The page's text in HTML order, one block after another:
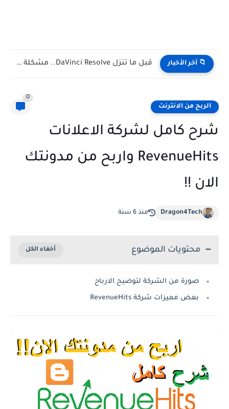
📁 آخر الأخبار حسابك البنكي هيتقفل بسبب إنستا باي! (رسالة تحذيرية حقيقية مش...
الربح من الانترنت
0
شرح كامل لشركة الاعلانات
RevenueHits واربح من مدونتك
الان !!
Dragon4Tech منذ 6 سنة
محتويات الموضوع
صورة من الشركة لتوضيح الارباح
بعض مميزات شركة RevenueHits